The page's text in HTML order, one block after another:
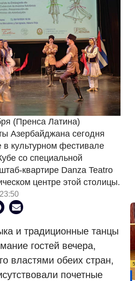
(Пренса Латина)
Азербайджана сегодня
в культурном фестивале
со специальной
квартире Danza Teatro
центре этой столицы.
и традиционные танцы
гостей вечера,
властями обеих стран,
почетные